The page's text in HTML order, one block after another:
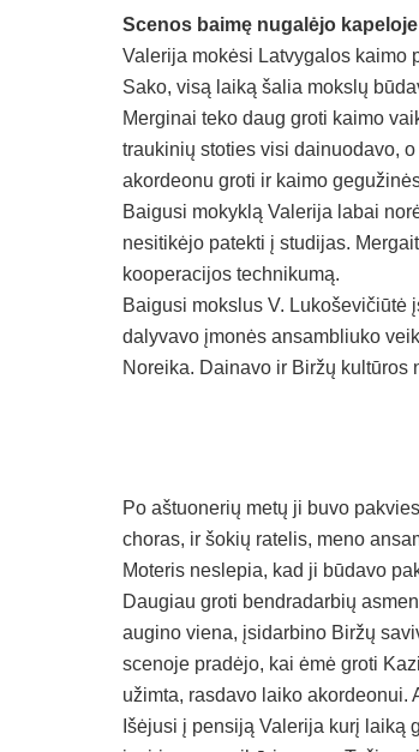
Scenos baimę nugalėjo kapeloje
Valerija mokėsi Latvygalos kaimo
Sako, visą laiką šalia mokslų
Merginai teko daug groti kaimo
traukinių stoties visi dainuodavo,
akordeonu groti ir kaimo
Baigusi mokyklą Valerija labai
nesitikėjo patekti į studijas.
kooperacijos technikumą.
Baigusi mokslus V. Lukoševičiūtė
dalyvavo įmonės ansambliuko
Noreika. Dainavo ir Biržų kultūros
Po aštuonerių metų ji buvo
choras, ir šokių ratelis, meno
Moteris neslepia, kad ji būdavo
Daugiau groti bendradarbių
augino viena, įsidarbino Biržų
scenoje pradėjo, kai ėmė groti
užimta, rasdavo laiko akordeonui.
Išėjusi į pensiją Valerija kurį laiką